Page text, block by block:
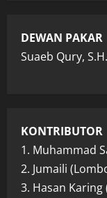
DEWAN PAKAR
Suaeb Qury,
KONTRIBUTOR
1. Muhammad
2. Jumaili
3. Hasan Karing